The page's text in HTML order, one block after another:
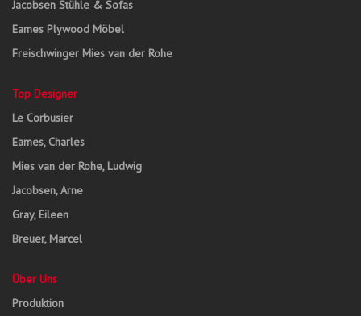
Jacobsen Stühle & Sofas
Eames Plywood Möbel
Freischwinger Mies van der Rohe
Top Designer
Le Corbusier
Eames, Charles
Mies van der Rohe, Ludwig
Jacobsen, Arne
Gray, Eileen
Breuer, Marcel
Über Uns
Produktion